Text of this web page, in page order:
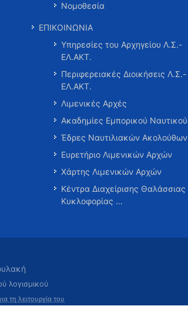
Νομοθεσία
ΕΠΙΚΟΙΝΩΝΙΑ
Υπηρεσίες του Αρχηγείου Λ.Σ.-
ΕΛ.ΑΚΤ.
Περιφερειακές Διοικήσεις Λ.Σ.-
ΕΛ.ΑΚΤ.
Λιμενικές Αρχές
Ακαδημίες Εμπορικού Ναυτικού
Έδρες Ναυτιλιακών Ακολούθων
Ευρετήριο Λιμενικών Αρχών
Χάρτης Λιμενικών Αρχών
Κέντρα Διαχείρισης Θαλάσσιας
Κυκλοφορίας …
λογισμικού
τη λειτουργία του